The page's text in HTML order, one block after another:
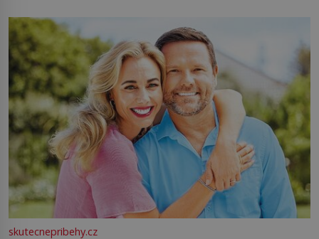
můžete obohatit své rituály a přinést do svého života
větší harmonii a klid. Je důležité
skutecnepribehy.cz